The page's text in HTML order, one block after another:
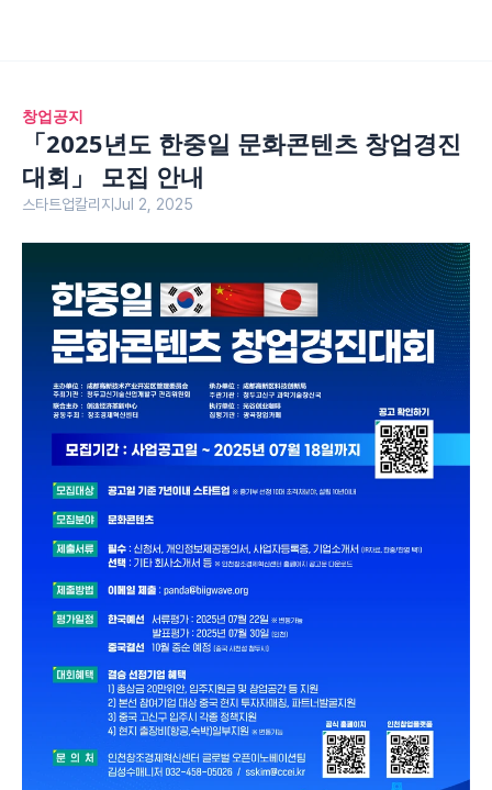
창업공지
「2025년도 한중일 문화콘텐츠 창업경진
대회」 모집 안내
스타트업칼리지 Jul 2, 2025